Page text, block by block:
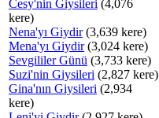
Cesy'nin Giysileri (4,076
kere)
Nena'yı Giydir(3,639 kere)
Mena'yı Giydir(3,024 kere)
Sevgililer Günü (3,733 kere)
Suzi'nin Giysileri (2,827 kere)
Gina'nın Giysileri (2,934
kere)